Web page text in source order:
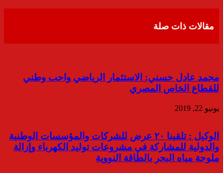
مقالات ذات صلة
محمد عادل حسني: الاستثمار الرياضي واجب وطني
للقطاع الخاص المصري
يونيو 22, 2019
الوكيل : تلقينا ٢٠ عرض للشركات والمؤسسات الوطنية
والدولية للمشاركة في مشروعات توليد الكهرباء وإزالة
ملوحة مياه البحر بالطاقة النووية